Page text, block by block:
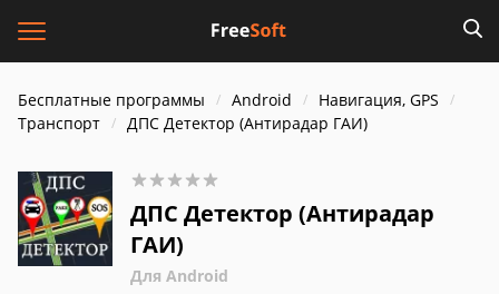
Бесплатные программы Android
Навигация, GPS
Транспорт
ДПС Детектор (Антирадар ГАИ)
ДПС Детектор (Антирадар
ГАИ)
Для Android